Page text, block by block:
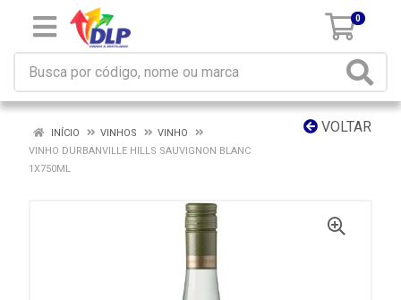
0
VOLTAR
INÍCIO VINHOS
VINHO
VINHO DURBANVILLE HILLS SAUVIGNON BLANC
1X750ML